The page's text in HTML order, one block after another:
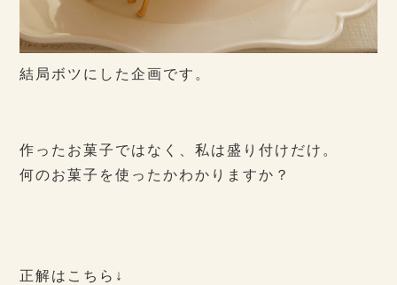
結局ボツにした企画です。
作ったお菓子ではなく、私は盛り付けだけ。
何のお菓子を使ったかわかりますか？
正解はこちら↓